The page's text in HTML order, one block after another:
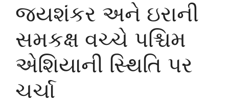
જયશંકર અને ઇરાની
સમકક્ષ વચ્ચે પશ્ચિમ
એશિયાની સ્થિતિ પર
ચર્ચા